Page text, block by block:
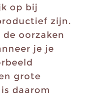
op bij
zijn.
oorzaken
je je
grote
daarom